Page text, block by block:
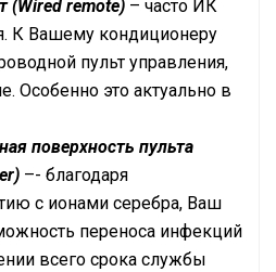
(Wired remote) – часто ИК
К Вашему кондиционеру
пульт управления,
Особенно это актуально в
поверхность пульта
–- благодаря
с ионами серебра, Ваш
переноса инфекций
всего срока службы